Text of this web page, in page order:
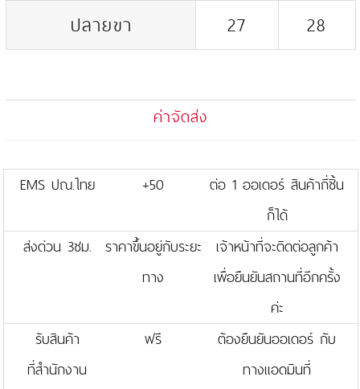
ปลายขา
27 28
ค่าจัดส่ง
EMS ปณ.ไทย +50
ต่อ 1 ออเดอร์ สินค้ากี่ชิ้น
ก็ได้
ส่งด่วน 3ชม.
ราคาขึ้นอยู่กับระยะ
ทาง
เจ้าหน้าที่จะติดต่อลูกค้า
เพื่อยืนยันสถานที่อีกครั้ง
ค่ะ
รับสินค้า
ที่สำนักงาน
ฟรี
ต้องยืนยันออเดอร์ กับ
ทางแอดมินที่